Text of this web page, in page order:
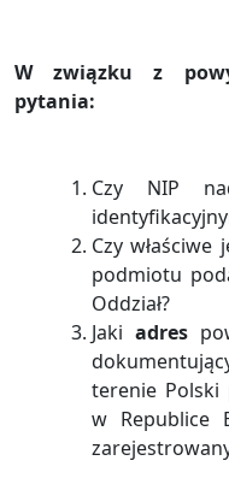
W związku z
pytania:
Czy NIP
Czy
podmiotu
Oddział?
Jaki adres
terenie Polski
w Republice